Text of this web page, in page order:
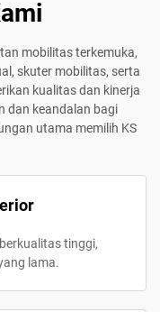
mobilitas terkemuka,
skuter mobilitas, serta
kualitas dan kinerja
dan keandalan bagi
utama memilih KS
tinggi,
lama.